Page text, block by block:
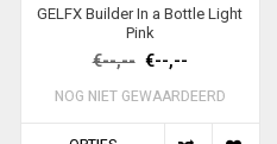
GELFX Builder In a Bottle Light
Pink
€--,-- €--,--
NOG NIET GEWAARDEERD